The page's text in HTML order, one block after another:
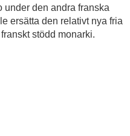
under den andra franska
ersätta den relativt nya fria
stödd monarki.